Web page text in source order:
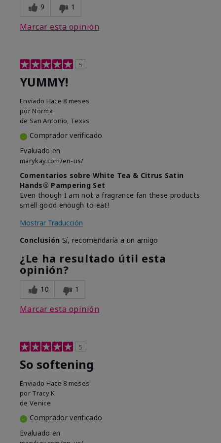
9 1
Marcar esta opinión
5
YUMMY!
Enviado Hace 8 meses
por Norma
de San Antonio, Texas
Comprador verificado
Evaluado en
marykay.com/en-us/
Comentarios sobre White Tea & Citrus Satin
Hands® Pampering Set
Even though I am not a fragrance fan these products
smell good enough to eat!
Mostrar Traducción
Conclusión Sí, recomendaría a un amigo
¿Le ha resultado útil esta
opinión?
10 1
Marcar esta opinión
5
So softening
Enviado Hace 8 meses
por Tracy K
de Venice
Comprador verificado
Evaluado en